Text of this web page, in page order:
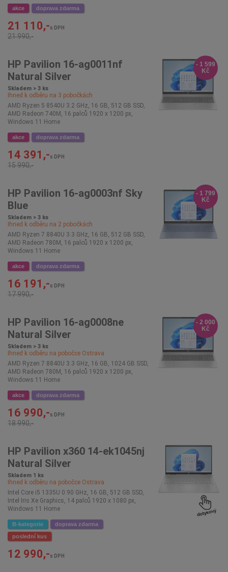
akce doprava zdarma
21 110,-s DPH
21 990,-
HP Pavilion 16-ag0011nf
Natural Silver
Skladem > 3 ks
Ihned k odběru na 3 pobočkách
AMD Ryzen 5 8540U 3.2 GHz, 16 GB, 512 GB SSD,
AMD Radeon 740M, 16 palců 1920 x 1200 px,
Windows 11 Home
akce doprava zdarma
- 1 599
Kč
14 391,-s DPH
15 990,-
HP Pavilion 16-ag0003nf Sky
Blue
Skladem > 3 ks
Ihned k odběru na 2 pobočkách
AMD Ryzen 7 8840U 3.3 GHz, 16 GB, 512 GB SSD,
AMD Radeon 780M, 16 palců 1920 x 1200 px,
Windows 11 Home
akce doprava zdarma
- 1 799
Kč
16 191,-s DPH
17 990,-
HP Pavilion 16-ag0008ne
Natural Silver
Skladem > 3 ks
Ihned k odběru na pobočce Ostrava
AMD Ryzen 7 8840U 3.3 GHz, 16 GB, 1024 GB SSD,
AMD Radeon 780M, 16 palců 1920 x 1200 px,
Windows 11 Home
akce doprava zdarma
- 2 000
Kč
16 990,-s DPH
18 990,-
HP Pavilion x360 14-ek1045nj
Natural Silver
Skladem 1 ks
Ihned k odběru na pobočce Ostrava
Intel Core i5 1335U 0.90 GHz, 16 GB, 512 GB SSD,
Intel Iris Xe Graphics, 14 palců 1920 x 1080 px,
Windows 11 Home
B-kategorie
doprava zdarma
poslední kus
12 990,-s DPH